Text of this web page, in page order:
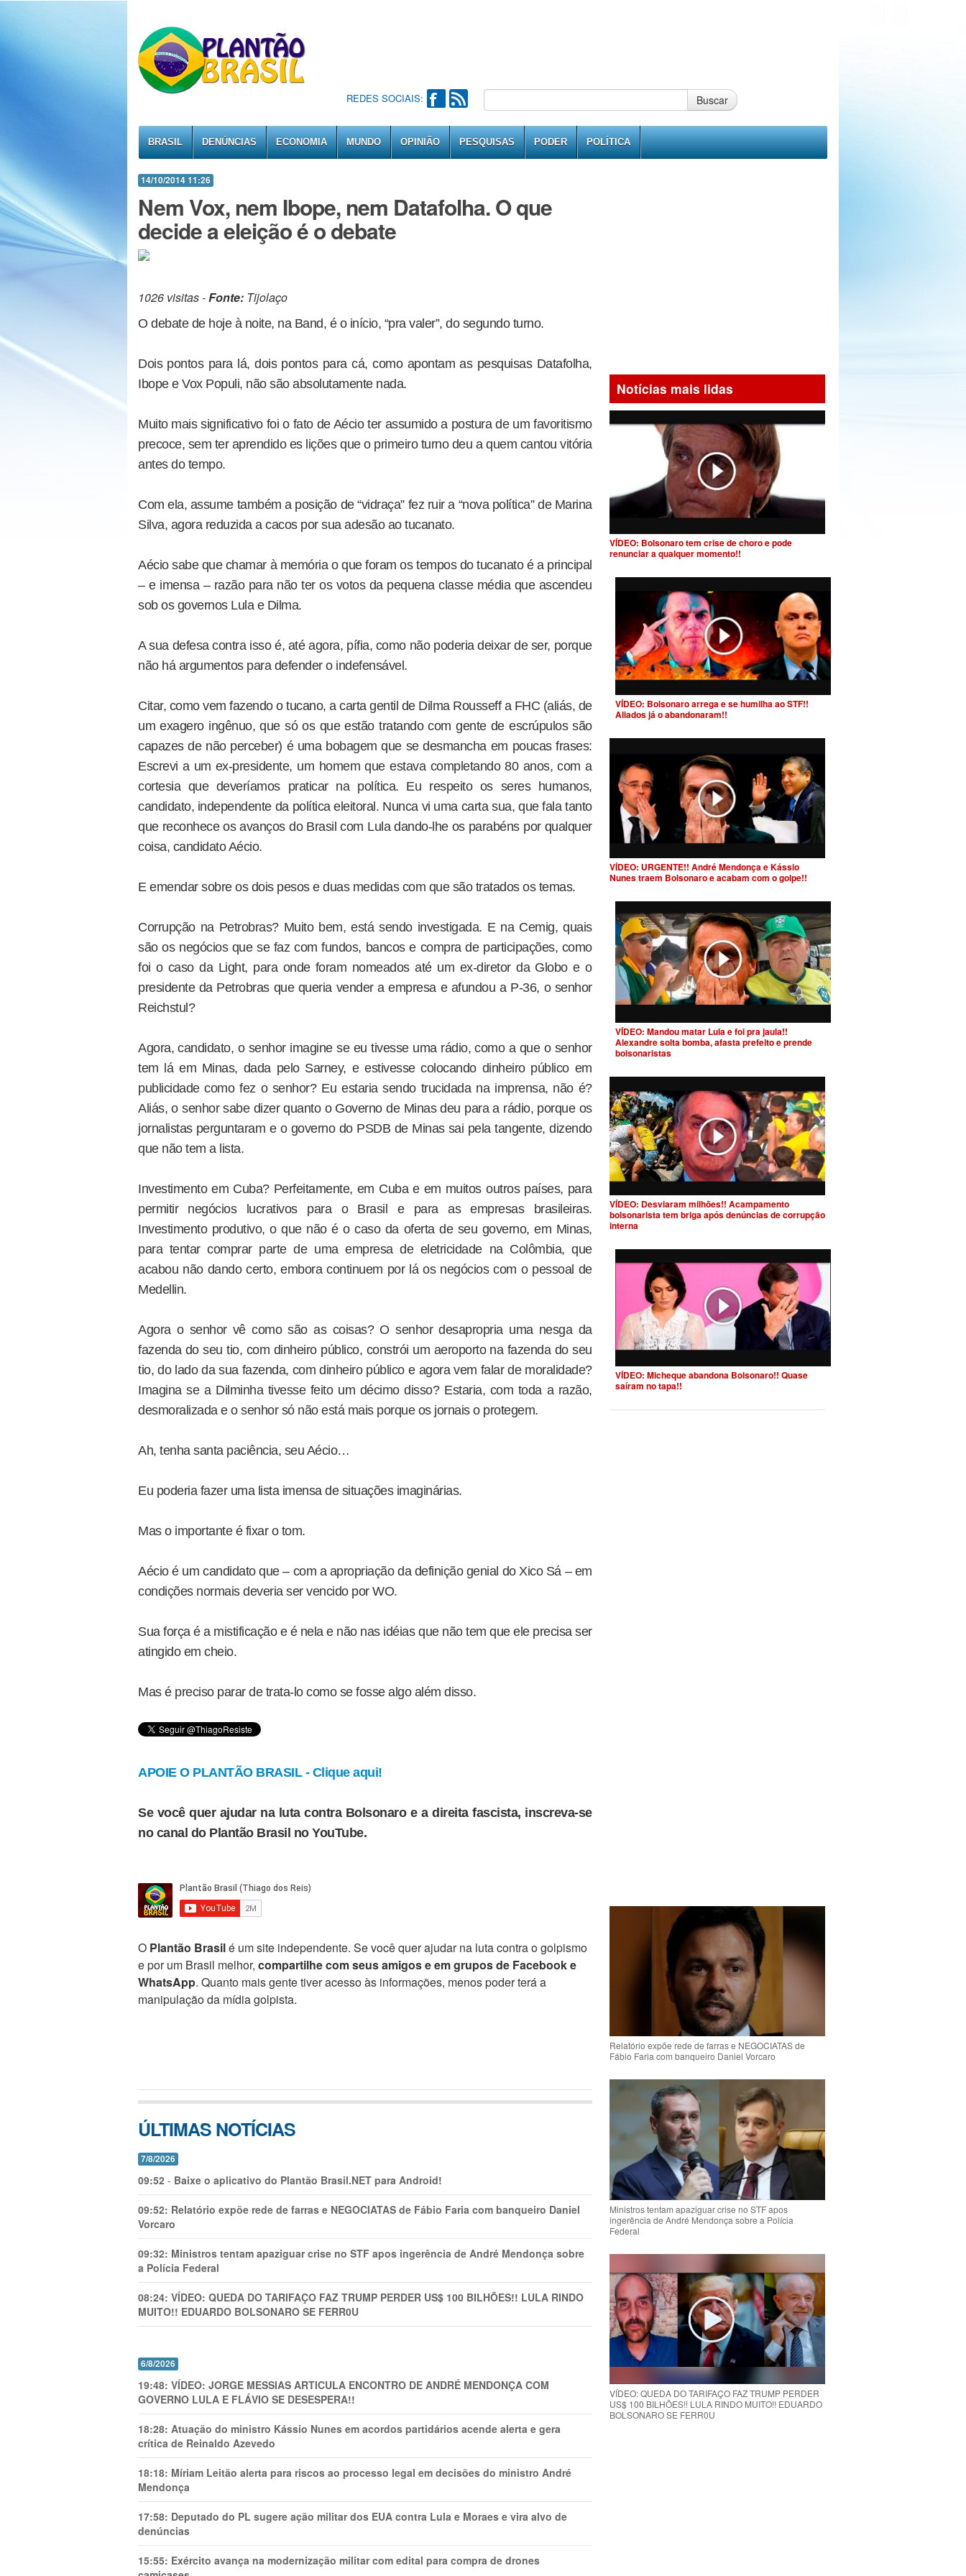
REDES SOCIAIS: Buscar
BRASIL DENÚNCIAS ECONOMIA MUNDO OPINIÃO PESQUISAS PODER POLÍTICA
14/10/2014 11:26
Nem Vox, nem Ibope, nem Datafolha. O que
decide a eleição é o debate
1026 visitas -Fonte: Tijolaço
O debate de hoje à noite, na Band, é o início, “pra valer”, do segundo turno.
Dois pontos para lá, dois pontos para cá, como apontam as pesquisas Datafolha,
Ibope e Vox Populi, não são absolutamente nada.
Muito mais significativo foi o fato de Aécio ter assumido a postura de um favoritismo
precoce, sem ter aprendido es lições que o primeiro turno deu a quem cantou vitória
antes do tempo.
Com ela, assume também a posição de “vidraça” fez ruir a “nova política” de Marina
Silva, agora reduzida a cacos por sua adesão ao tucanato.
Aécio sabe que chamar à memória o que foram os tempos do tucanato é a principal
– e imensa – razão para não ter os votos da pequena classe média que ascendeu
sob os governos Lula e Dilma.
A sua defesa contra isso é, até agora, pífia, como não poderia deixar de ser, porque
não há argumentos para defender o indefensável.
Citar, como vem fazendo o tucano, a carta gentil de Dilma Rousseff a FHC (aliás, de
um exagero ingênuo, que só os que estão tratando com gente de escrúpulos são
capazes de não perceber) é uma bobagem que se desmancha em poucas frases:
Escrevi a um ex-presidente, um homem que estava completando 80 anos, com a
cortesia que deveríamos praticar na política. Eu respeito os seres humanos,
candidato, independente da política eleitoral. Nunca vi uma carta sua, que fala tanto
que reconhece os avanços do Brasil com Lula dando-lhe os parabéns por qualquer
coisa, candidato Aécio.
E emendar sobre os dois pesos e duas medidas com que são tratados os temas.
Corrupção na Petrobras? Muito bem, está sendo investigada. E na Cemig, quais
são os negócios que se faz com fundos, bancos e compra de participações, como
foi o caso da Light, para onde foram nomeados até um ex-diretor da Globo e o
presidente da Petrobras que queria vender a empresa e afundou a P-36, o senhor
Reichstul?
Agora, candidato, o senhor imagine se eu tivesse uma rádio, como a que o senhor
tem lá em Minas, dada pelo Sarney, e estivesse colocando dinheiro público em
publicidade como fez o senhor? Eu estaria sendo trucidada na imprensa, não é?
Aliás, o senhor sabe dizer quanto o Governo de Minas deu para a rádio, porque os
jornalistas perguntaram e o governo do PSDB de Minas sai pela tangente, dizendo
que não tem a lista.
Investimento em Cuba? Perfeitamente, em Cuba e em muitos outros países, para
permitir negócios lucrativos para o Brasil e para as empresas brasileiras.
Investimento produtivo, o que não é o caso da oferta de seu governo, em Minas,
para tentar comprar parte de uma empresa de eletricidade na Colômbia, que
acabou não dando certo, embora continuem por lá os negócios com o pessoal de
Medellin.
Agora o senhor vê como são as coisas? O senhor desapropria uma nesga da
fazenda do seu tio, com dinheiro público, constrói um aeroporto na fazenda do seu
tio, do lado da sua fazenda, com dinheiro público e agora vem falar de moralidade?
Imagina se a Dilminha tivesse feito um décimo disso? Estaria, com toda a razão,
desmoralizada e o senhor só não está mais porque os jornais o protegem.
Ah, tenha santa paciência, seu Aécio…
Eu poderia fazer uma lista imensa de situações imaginárias.
Mas o importante é fixar o tom.
Aécio é um candidato que – com a apropriação da definição genial do Xico Sá – em
condições normais deveria ser vencido por WO.
Sua força é a mistificação e é nela e não nas idéias que não tem que ele precisa ser
atingido em cheio.
Mas é preciso parar de trata-lo como se fosse algo além disso.
APOIE O PLANTÃO BRASIL - Clique aqui!
Se você quer ajudar na luta contra Bolsonaro e a direita fascista, inscreva-se
no canal do Plantão Brasil no YouTube.
O Plantão Brasilé um site independente. Se você quer ajudar na luta contra o golpismo
e por um Brasil melhor, compartilhe com seus amigos e em grupos de Facebook e
WhatsApp. Quanto mais gente tiver acesso às informações, menos poder terá a
manipulação da mídia golpista.
ÚLTIMAS NOTÍCIAS
7/8/2026
09:52 - Baixe o aplicativo do Plantão Brasil.NET para Android!
09:52: Relatório expõe rede de farras e NEGOCIATAS de Fábio Faria com banqueiro Daniel
Vorcaro
09:32: Ministros tentam apaziguar crise no STF apos ingerência de André Mendonça sobre
a Polícia Federal
08:24: VÍDEO: QUEDA DO TARIFAÇO FAZ TRUMP PERDER US$ 100 BILHÕES!! LULA RINDO
MUITO!! EDUARDO BOLSONARO SE FERR0U
6/8/2026
19:48: VÍDEO: JORGE MESSIAS ARTICULA ENCONTRO DE ANDRÉ MENDONÇA COM
GOVERNO LULA E FLÁVIO SE DESESPERA!!
18:28: Atuação do ministro Kássio Nunes em acordos partidários acende alerta e gera
crítica de Reinaldo Azevedo
18:18: Míriam Leitão alerta para riscos ao processo legal em decisões do ministro André
Mendonça
17:58: Deputado do PL sugere ação militar dos EUA contra Lula e Moraes e vira alvo de
denúncias
15:55: Exército avança na modernização militar com edital para compra de drones
Notícias mais lidas
VÍDEO: Bolsonaro tem crise de choro e pode
renunciar a qualquer momento!!
VÍDEO: Bolsonaro arrega e se humilha ao STF!!
Aliados já o abandonaram!!
VÍDEO: URGENTE!! André Mendonça e Kássio
Nunes traem Bolsonaro e acabam com o golpe!!
VÍDEO: Mandou matar Lula e foi pra jaula!!
Alexandre solta bomba, afasta prefeito e prende
bolsonaristas
VÍDEO: Desviaram milhões!! Acampamento
bolsonarista tem briga após denúncias de corrupção
interna
VÍDEO: Micheque abandona Bolsonaro!! Quase
saíram no tapa!!
Relatório expõe rede de farras e NEGOCIATAS de
Fábio Faria com banqueiro Daniel Vorcaro
Ministros tentam apaziguar crise no STF apos
ingerência de André Mendonça sobre a Polícia
Federal
VÍDEO: QUEDA DO TARIFAÇO FAZ TRUMP PERDER
US$ 100 BILHÕES!! LULA RINDO MUITO!! EDUARDO
BOLSONARO SE FERR0U